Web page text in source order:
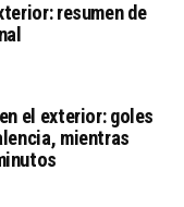
resumen de
el exterior: goles
mientras